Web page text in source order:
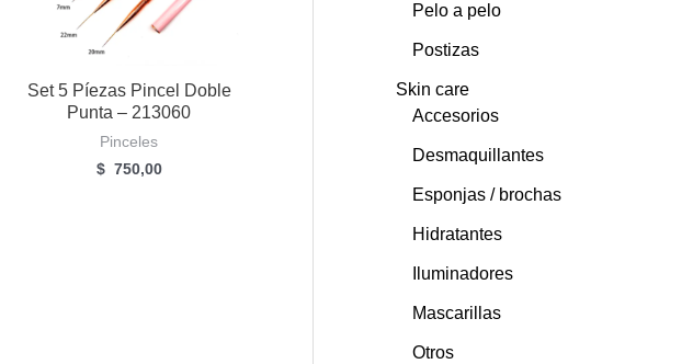
Set 5 Píezas Pincel Doble
Punta – 213060
Pinceles
$ 750,00
Pelo a pelo
Postizas
Skin care
Accesorios
Desmaquillantes
Esponjas / brochas
Hidratantes
Iluminadores
Mascarillas
Otros